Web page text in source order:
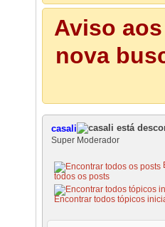
Aviso
nova
casali
Super Moderador
todos os posts
Encontrar todos tópicos